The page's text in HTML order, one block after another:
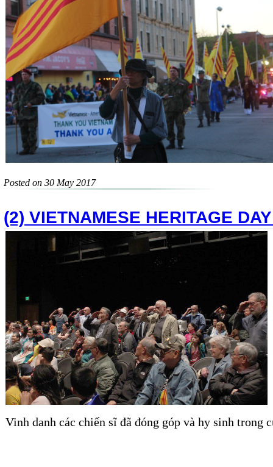
Posted on 30 May 2017
(2) VIETNAMESE HERITAGE
Vinh danh các chiến sĩ đã đóng góp và hy sinh trong